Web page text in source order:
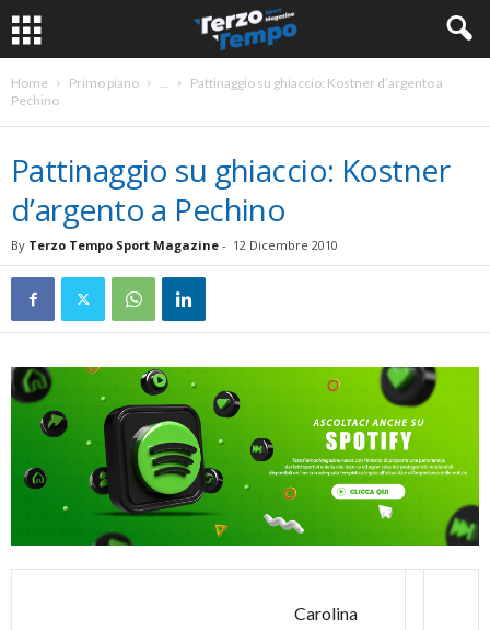
Home Primo piano ...
Pattinaggio su ghiaccio: Kostner d’argento a
Pechino
Pattinaggio su ghiaccio: Kostner
d’argento a Pechino
By Terzo Tempo Sport Magazine - 12 Dicembre 2010
Carolina